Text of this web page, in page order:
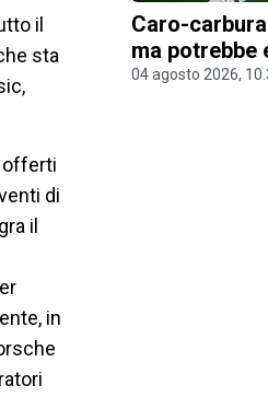
il
sta
offerti
di
il
in
Caro-
ma potrebbe
04 agosto 2026,